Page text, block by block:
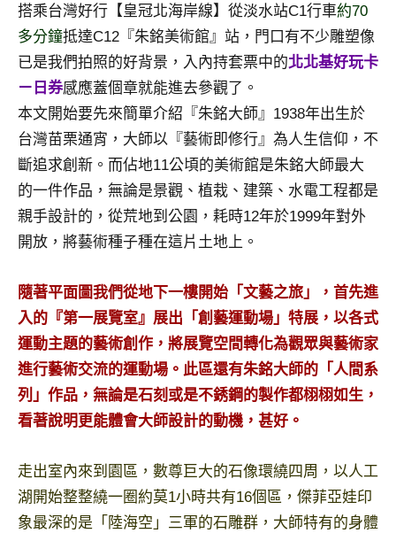
各
發
表
活
動
主
持、
校
企
講
座、
部
落
客
及
旅
誌
專
欄、
搭乘台灣好行【皇冠北海岸線】從淡水站C1行車約70
多分鐘抵達C12『朱銘美術館』站，門口有不少雕塑像
已是我們拍照的好背景，入內持套票中的北北基好玩卡
ㄧ日券感應蓋個章就能進去參觀了。
本文開始要先來簡單介紹『朱銘大師』1938年出生於
台灣苗栗通宵，大師以『藝術即修行』為人生信仰，不
斷追求創新。而佔地11公頃的美術館是朱銘大師最大
的一件作品，無論是景觀、植栽、建築、水電工程都是
親手設計的，從荒地到公園，耗時12年於1999年對外
開放，將藝術種子種在這片土地上。
隨著平面圖我們從地下一樓開始「文藝之旅」，首先進
入的『第一展覽室』展出「創藝運動場」特展，以各式
運動主題的藝術創作，將展覽空間轉化為觀眾與藝術家
進行藝術交流的運動場。此區還有朱銘大師的「人間系
列」作品，無論是石刻或是不銹鋼的製作都栩栩如生，
看著說明更能體會大師設計的動機，甚好。
走出室內來到園區，數尊巨大的石像環繞四周，以人工
湖開始整整繞一圈約莫1小時共有16個區，傑菲亞娃印
象最深的是「陸海空」三軍的石雕群，大師特有的身體